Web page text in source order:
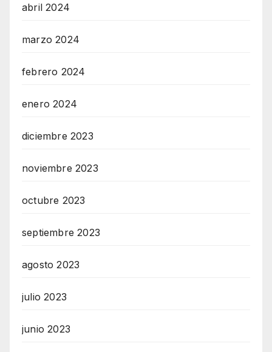
abril 2024
marzo 2024
febrero 2024
enero 2024
diciembre 2023
noviembre 2023
octubre 2023
septiembre 2023
agosto 2023
julio 2023
junio 2023